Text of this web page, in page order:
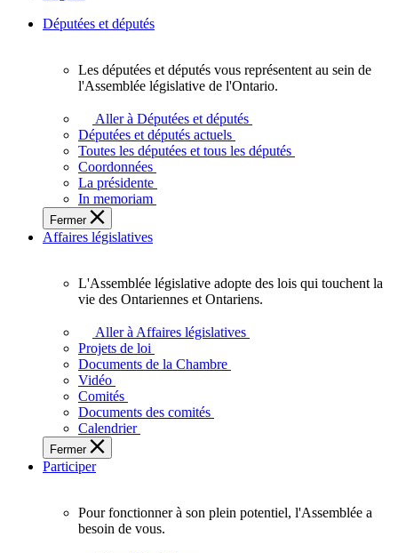
Députées et députés
députés
vous
représentent
sein
de
l'Assemblée
législative
l'Ontario.
Les députées et députés vous représentent au sein de
l'Assemblée législative de l'Ontario.
Aller à Députées et députés
Députées et députés actuels
Toutes les députées et tous les députés
Coordonnées
La présidente
In memoriam
Fermer
Affaires législatives
L'Assemblée
adopte
touchent
des
Ontariennes
et
L'Assemblée législative adopte des lois qui touchent la
vie des Ontariennes et Ontariens.
Aller à Affaires législatives
Projets de loi
Documents de la Chambre
Vidéo
Comités
Documents des comités
Calendrier
Fermer
Participer
Pour fonctionner à son plein potentiel, l'Assemblée a
besoin de vous.